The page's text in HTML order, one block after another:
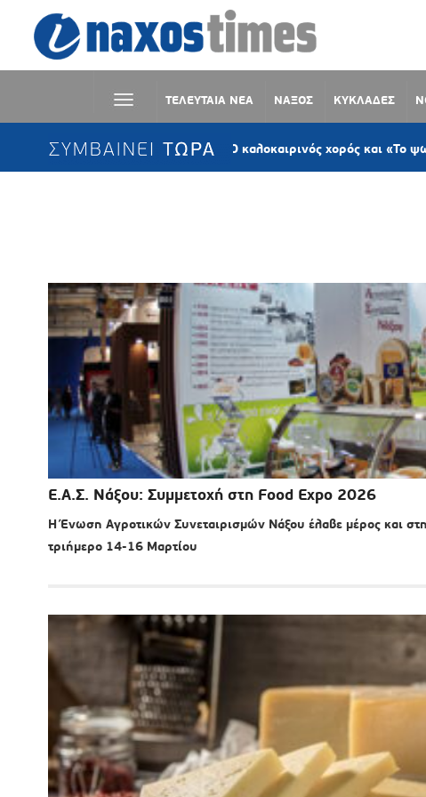
ΤΕΛΕΥΤΑΙΑ ΝΕΑ ΝΑΞΟΣ ΚΥΚΛΑΔΕΣ
ΣΥΜΒΑΙΝΕΙ ΤΩΡΑ
Κωμιακή Νάξου: Ο καλοκαιρινός χορός και «Το ψωμί της
Ε.Α.Σ. Νάξου: Συμμετοχή στη Food Expo 2026
Η Ένωση Αγροτικών Συνεταιρισμών Νάξου έλαβε μέρος και
τριήμερο 14-16 Μαρτίου